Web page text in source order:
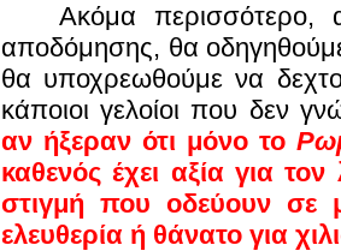
Ακόμα
αποδόμησης, θα
θα υποχρεωθούμε να
κάποιοι γελοίοι που δεν
αν ήξεραν ότι μόνο το
καθενός έχει αξία για
στιγμή που οδεύουν σε
ελευθερία ή θάνατο για